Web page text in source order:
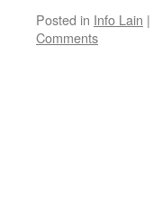
Posted in Info Lain |
Comments